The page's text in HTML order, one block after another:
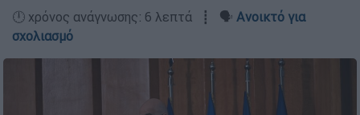
🕛 χρόνος ανάγνωσης: 6 λεπτά ┋ 🗣️ Ανοικτό για
σχολιασμό